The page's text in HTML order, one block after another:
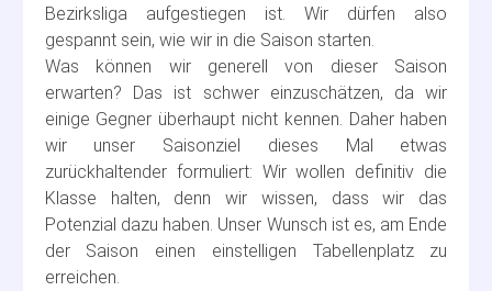
Bezirksliga aufgestiegen ist. Wir dürfen also
gespannt sein, wie wir in die Saison starten.
Was können wir generell von dieser Saison
erwarten? Das ist schwer einzuschätzen, da wir
einige Gegner überhaupt nicht kennen. Daher haben
wir unser Saisonziel dieses Mal etwas
zurückhaltender formuliert: Wir wollen definitiv die
Klasse halten, denn wir wissen, dass wir das
Potenzial dazu haben. Unser Wunsch ist es, am Ende
der Saison einen einstelligen Tabellenplatz zu
erreichen.